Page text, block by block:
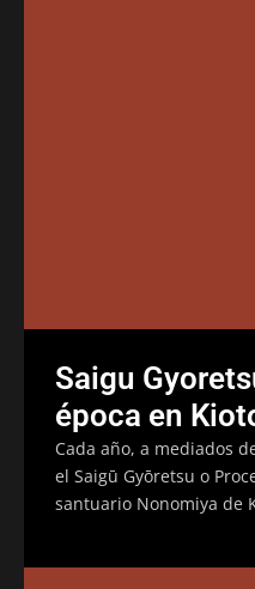
Saigu
época en
Cada año, a mediados
el Saigū Gyōretsu o
santuario Nonomiya de